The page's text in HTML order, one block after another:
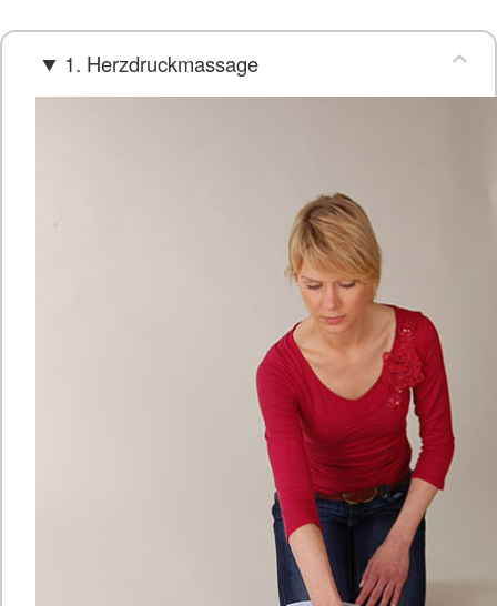
1. Herzdruckmassage